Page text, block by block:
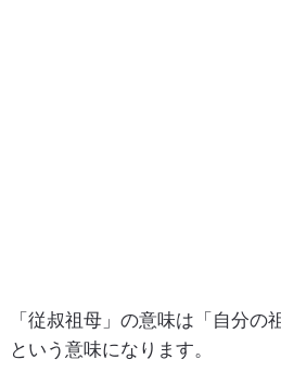
「従叔祖母」の意味は「自分の
という意味になります。